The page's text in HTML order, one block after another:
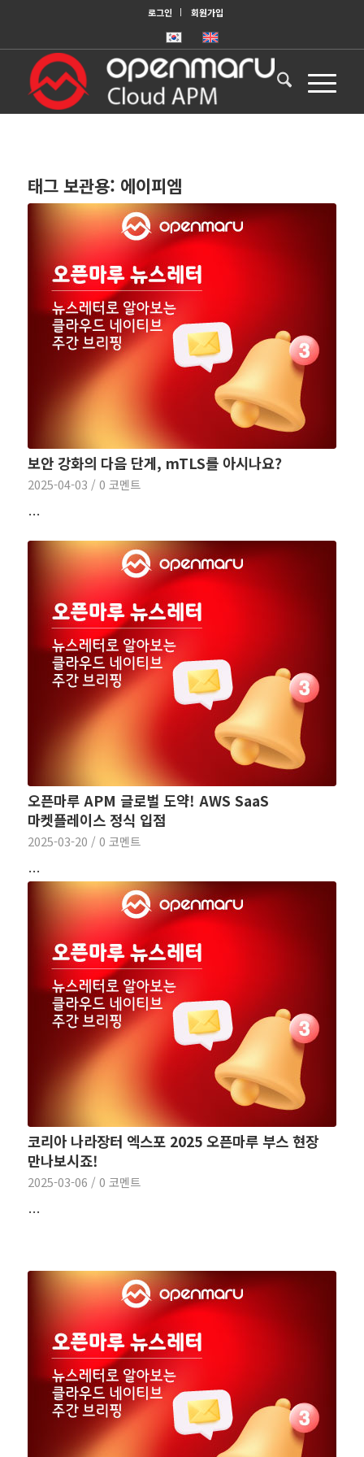
로그인 회원가입
태그 보관용: 에이피엠
보안 강화의 다음 단게, mTLS를 아시나요?
2025-04-03 / 0 코멘트
…
오픈마루 APM 글로벌 도약! AWS SaaS
마켓플레이스 정식 입점
2025-03-20 / 0 코멘트
…
코리아 나라장터 엑스포 2025 오픈마루 부스 현장
만나보시죠!
2025-03-06 / 0 코멘트
…